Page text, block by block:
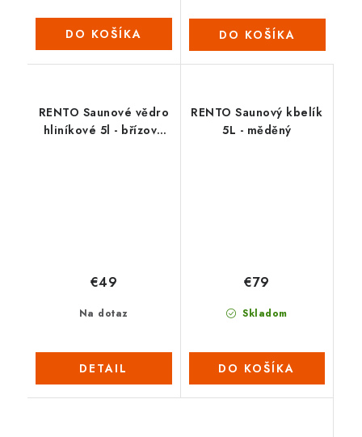
DO KOŠÍKA DO KOŠÍKA
RENTO Saunové vědro
hliníkové 5l - břízově
Na dotaz
€49
DETAIL
RENTO Saunový kbelík
5L - měděný
Skladom
€79
DO KOŠÍKA